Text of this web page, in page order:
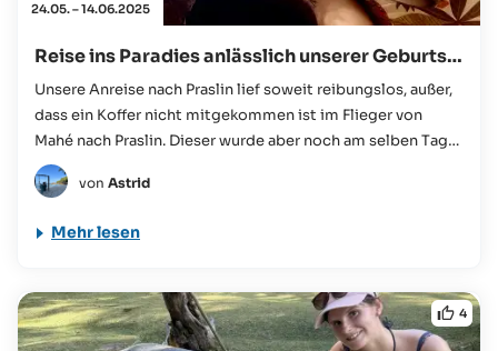
24.05. – 14.06.2025
Reise ins Paradies anlässlich unserer Geburtstage
Unsere Anreise nach Praslin lief soweit reibungslos, außer,
dass ein Koffer nicht mitgekommen ist im Flieger von
Mahé nach Praslin. Dieser wurde aber noch am selben Tag
in unser Hotel – das Acajou Beach Resort – geliefert...
von Astrid
Mehr lesen
4